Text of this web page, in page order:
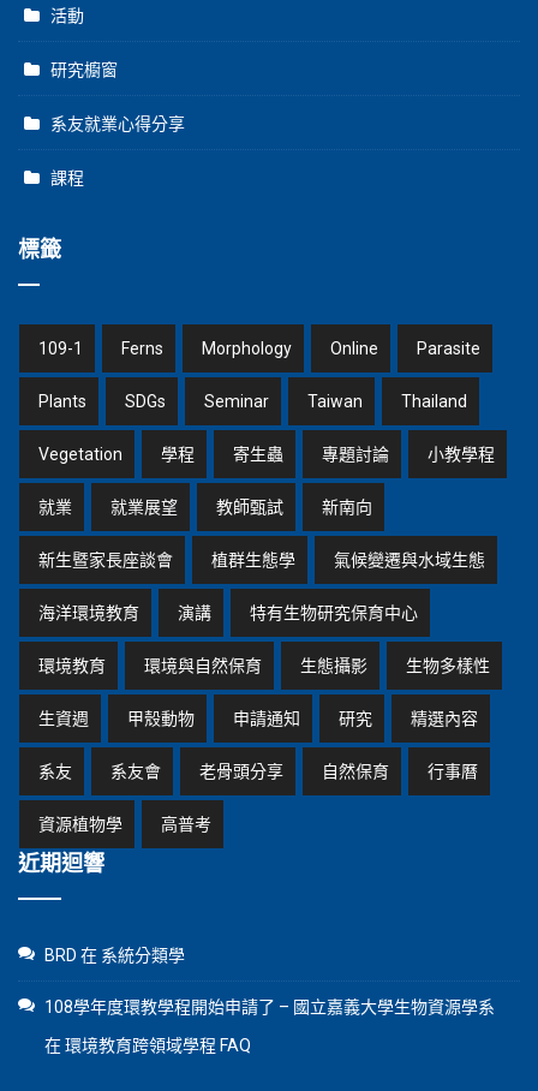
活動
研究櫥窗
系友就業心得分享
課程
標籤
109-1 Ferns Morphology Online Parasite
Plants SDGs Seminar Taiwan Thailand
Vegetation 學程 寄生蟲 專題討論 小教學程
就業 就業展望 教師甄試 新南向
新生暨家長座談會 植群生態學 氣候變遷與水域生態
海洋環境教育 演講 特有生物研究保育中心
環境教育 環境與自然保育 生態攝影 生物多樣性
生資週 甲殼動物 申請通知 研究 精選內容
系友 系友會 老骨頭分享 自然保育 行事曆
資源植物學 高普考
近期迴響
BRD 在 系統分類學
108學年度環教學程開始申請了 – 國立嘉義大學生物資源學系
在環境教育跨領域學程 FAQ